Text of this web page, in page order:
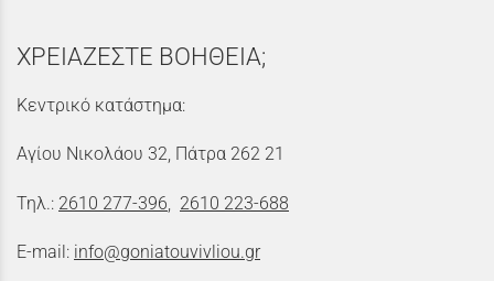
ΧΡΕΙΑΖΕΣΤΕ ΒΟΗΘΕΙΑ;
Κεντρικό κατάστημα:
Αγίου Νικολάου 32, Πάτρα 262 21
Τηλ.: 2610 277-396 2610 223-688
E-mail: info@goniatouvivliou.gr